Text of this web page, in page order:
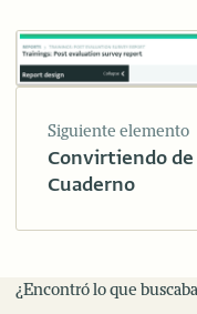
Siguiente elemento
Convirtiendo
Cuaderno
¿Encontró lo que